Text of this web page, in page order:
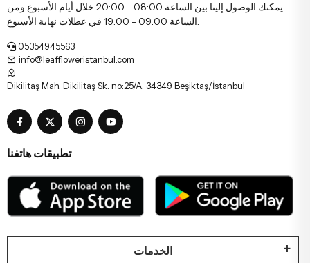
يمكنك الوصول إلينا بين الساعة 08:00 - 20:00 خلال أيام الأسبوع ومن
الساعة 09:00 - 19:00 في عطلات نهاية الأسبوع.
05354945563
info@leaffloweristanbul.com
Dikilitaş Mah, Dikilitaş Sk. no:25/A, 34349 Beşiktaş/İstanbul
تطبيقات هاتفنا
الخدمات